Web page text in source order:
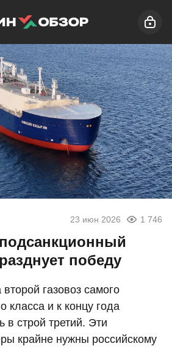
23 июн 2026 1 746
победу
газовоз самого
класса и к концу года
в строй третий. Эти
крайне нужны российскому